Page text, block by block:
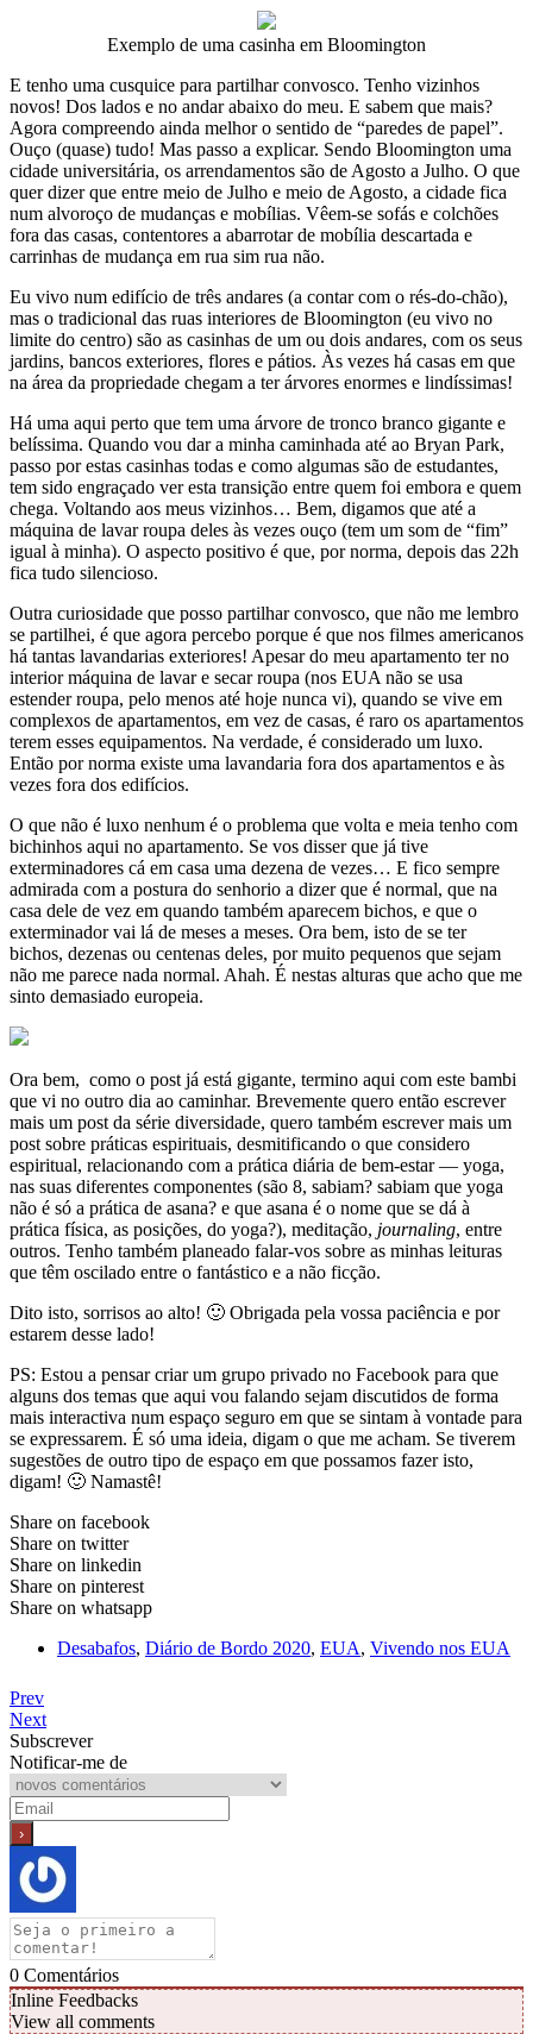
Exemplo de uma casinha em Bloomington
E tenho uma cusquice para partilhar convosco. Tenho vizinhos
novos! Dos lados e no andar abaixo do meu. E sabem que mais?
Agora compreendo ainda melhor o sentido de “paredes de papel”.
Ouço (quase) tudo! Mas passo a explicar. Sendo Bloomington uma
cidade universitária, os arrendamentos são de Agosto a Julho. O que
quer dizer que entre meio de Julho e meio de Agosto, a cidade fica
num alvoroço de mudanças e mobílias. Vêem-se sofás e colchões
fora das casas, contentores a abarrotar de mobília descartada e
carrinhas de mudança em rua sim rua não.
Eu vivo num edifício de três andares (a contar com o rés-do-chão),
mas o tradicional das ruas interiores de Bloomington (eu vivo no
limite do centro) são as casinhas de um ou dois andares, com os seus
jardins, bancos exteriores, flores e pátios. Às vezes há casas em que
na área da propriedade chegam a ter árvores enormes e lindíssimas!
Há uma aqui perto que tem uma árvore de tronco branco gigante e
belíssima. Quando vou dar a minha caminhada até ao Bryan Park,
passo por estas casinhas todas e como algumas são de estudantes,
tem sido engraçado ver esta transição entre quem foi embora e quem
chega. Voltando aos meus vizinhos… Bem, digamos que até a
máquina de lavar roupa deles às vezes ouço (tem um som de “fim”
igual à minha). O aspecto positivo é que, por norma, depois das 22h
fica tudo silencioso.
Outra curiosidade que posso partilhar convosco, que não me lembro
se partilhei, é que agora percebo porque é que nos filmes americanos
há tantas lavandarias exteriores! Apesar do meu apartamento ter no
interior máquina de lavar e secar roupa (nos EUA não se usa
estender roupa, pelo menos até hoje nunca vi), quando se vive em
complexos de apartamentos, em vez de casas, é raro os apartamentos
terem esses equipamentos. Na verdade, é considerado um luxo.
Então por norma existe uma lavandaria fora dos apartamentos e às
vezes fora dos edifícios.
O que não é luxo nenhum é o problema que volta e meia tenho com
bichinhos aqui no apartamento. Se vos disser que já tive
exterminadores cá em casa uma dezena de vezes… E fico sempre
admirada com a postura do senhorio a dizer que é normal, que na
casa dele de vez em quando também aparecem bichos, e que o
exterminador vai lá de meses a meses. Ora bem, isto de se ter
bichos, dezenas ou centenas deles, por muito pequenos que sejam
não me parece nada normal. Ahah. É nestas alturas que acho que me
sinto demasiado europeia.
Ora bem, como o post já está gigante, termino aqui com este bambi
que vi no outro dia ao caminhar. Brevemente quero então escrever
mais um post da série diversidade, quero também escrever mais um
post sobre práticas espirituais, desmitificando o que considero
espiritual, relacionando com a prática diária de bem-estar — yoga,
nas suas diferentes componentes (são 8, sabiam? sabiam que yoga
não é só a prática de asana? e que asana é o nome que se dá à
prática física, as posições, do yoga?), meditação, journaling, entre
outros. Tenho também planeado falar-vos sobre as minhas leituras
que têm oscilado entre o fantástico e a não ficção.
Dito isto, sorrisos ao alto! 🙂 Obrigada pela vossa paciência e por
estarem desse lado!
PS: Estou a pensar criar um grupo privado no Facebook para que
alguns dos temas que aqui vou falando sejam discutidos de forma
mais interactiva num espaço seguro em que se sintam à vontade para
se expressarem. É só uma ideia, digam o que me acham. Se tiverem
sugestões de outro tipo de espaço em que possamos fazer isto,
digam! 🙂 Namastê!
Share on facebook
Share on twitter
Share on linkedin
Share on pinterest
Share on whatsapp
Desabafos, Diário de Bordo 2020, EUA, Vivendo nos EUA
Prev
Next
Subscrever
Notificar-me de
0 Comentários
Inline Feedbacks
View all comments